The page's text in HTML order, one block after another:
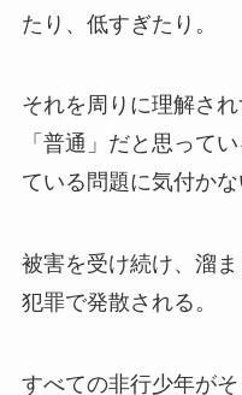
たり、低すぎたり。
それを周りに理解さ
「普通」だと思って
ている問題に気付かな
被害を受け続け、溜ま
犯罪で発散される。
すべての非行少年が